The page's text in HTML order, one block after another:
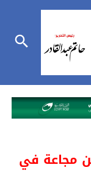
مجاعة في